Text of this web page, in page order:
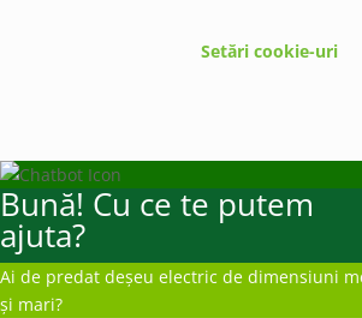
Setări cookie-uri
Bună! Cu ce te putem
ajuta?
Ai de predat deșeu electric de dimensiuni
și mari?